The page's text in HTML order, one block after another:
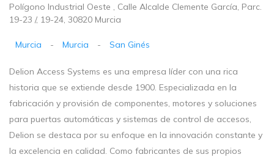
Polígono Industrial Oeste , Calle Alcalde Clemente García, Parc.
19-23 /, 19-24, 30820 Murcia
Murcia - Murcia - San Ginés
Delion Access Systems es una empresa líder con una rica
historia que se extiende desde 1900. Especializada en la
fabricación y provisión de componentes, motores y soluciones
para puertas automáticas y sistemas de control de accesos,
Delion se destaca por su enfoque en la innovación constante y
la excelencia en calidad. Como fabricantes de sus propios